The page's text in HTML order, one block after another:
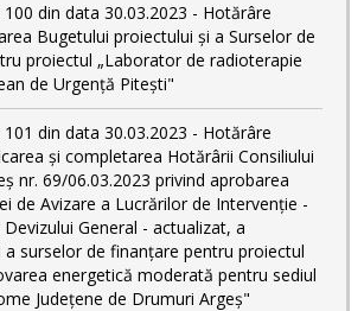
din data 30.03.2023 - Hotărâre
Bugetului proiectului și a Surselor de
proiectul „Laborator de radioterapie
de Urgență Pitești"
din data 30.03.2023 - Hotărâre
și completarea Hotărârii Consiliului
nr. 69/06.03.2023 privind aprobarea
de Avizare a Lucrărilor de Intervenție -
General - actualizat, a
a surselor de finanțare pentru proiectul
energetică moderată pentru sediul
Județene de Drumuri Argeș"